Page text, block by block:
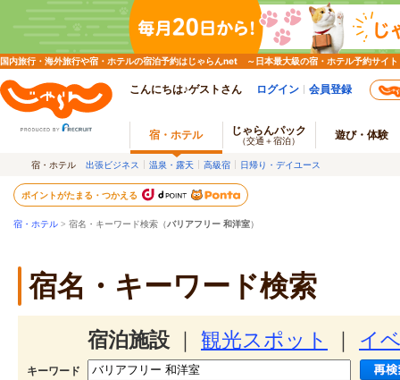
国内旅行・海外旅行や宿・ホテルの宿泊予約はじゃらんnet ～日本最大級の宿・ホテル予約サイト
こんにちは♪ゲストさん ログイン 会員登録
宿・ホテル じゃらんパック
（交通＋宿泊） 遊び・体験
宿・ホテル 出張ビジネス 温泉・露天 高級宿 日帰り・デイユース
ポイントがたまる・つかえる
宿・ホテル > 宿名・キーワード検索（バリアフリー 和洋室）
宿名・キーワード検索
宿泊施設 観光スポット イ
キーワード